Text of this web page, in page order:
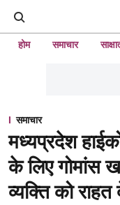
होम समाचार
समाचार
मध्यप्रदेश
के लिए गोमांस
व्यक्ति को